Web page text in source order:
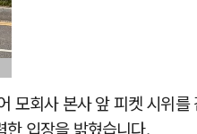
회사 본사 앞 피켓 시위
한 입장을 밝혔습니다.